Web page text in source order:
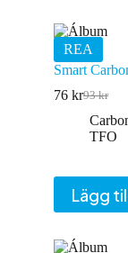
REA
Smart
93kr
Det
priset
76 krDet
priset
TFO
Lägg